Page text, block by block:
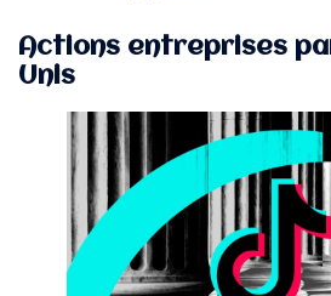
Actions entreprises
Unis